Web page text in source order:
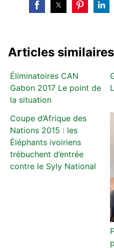
Articles similaires
Éliminatoires CAN
Gabon 2017 Le point de
la situation
Coupe d’Afrique des
Nations 2015 : les
Éléphants ivoiriens
trébuchent d’entrée
contre le Syly National